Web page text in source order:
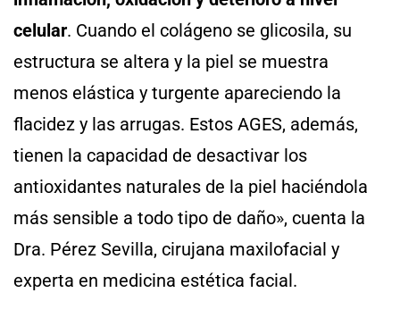
celular. Cuando el colágeno se glicosila, su
estructura se altera y la piel se muestra
menos elástica y turgente apareciendo la
flacidez y las arrugas. Estos AGES, además,
tienen la capacidad de desactivar los
antioxidantes naturales de la piel haciéndola
más sensible a todo tipo de daño», cuenta la
Dra. Pérez Sevilla, cirujana maxilofacial y
experta en medicina estética facial.